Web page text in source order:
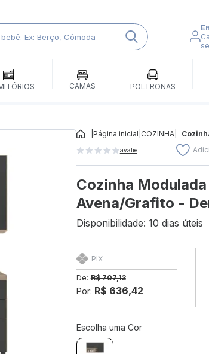
se
CAMAS POLTRONAS
Página inicial COZINHA|
avalie
Cozinha
Avena/Grafito -
Disponibilidade: 10 dias úteis
PIX
De: R$ 707,13
Por: R$ 636,42
Escolha uma Cor